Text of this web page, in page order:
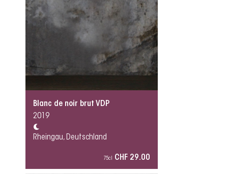
Blanc de noir brut VDP
2019
Rheingau, Deutschland
75cl CHF 29.00